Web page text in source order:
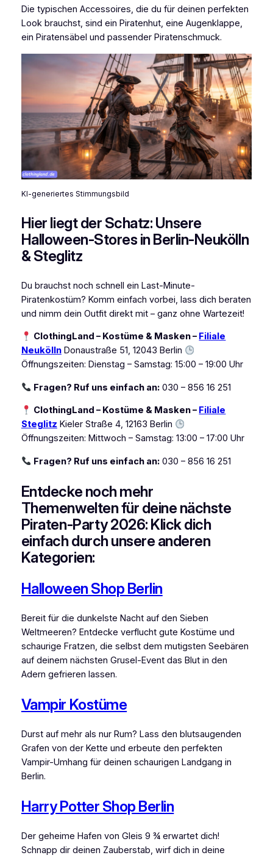
Die typischen Accessoires, die du für deinen perfekten
Look brauchst, sind ein Piratenhut, eine Augenklappe,
ein Piratensäbel und passender Piratenschmuck.
KI-generiertes Stimmungsbild
Hier liegt der Schatz: Unsere
Halloween-Stores in Berlin-Neukölln
& Steglitz
Du brauchst noch schnell ein Last-Minute-
Piratenkostüm? Komm einfach vorbei, lass dich beraten
und nimm dein Outfit direkt mit – ganz ohne Wartezeit!
ClothingLand – Kostüme & Masken – Filiale
NeuköllnDonaustraße 51, 12043 Berlin
Öffnungszeiten: Dienstag – Samstag: 15:00 – 19:00 Uhr
Fragen? Ruf uns einfach an: 030 – 856 16 251
ClothingLand – Kostüme & Masken – Filiale
Steglitz Kieler Straße 4, 12163 Berlin
Öffnungszeiten: Mittwoch – Samstag: 13:00 – 17:00 Uhr
Fragen? Ruf uns einfach an: 030 – 856 16 251
Entdecke noch mehr
Themenwelten für deine nächste
Piraten-Party 2026: Klick dich
einfach durch unsere anderen
Kategorien:
Halloween Shop Berlin
Bereit für die dunkelste Nacht auf den Sieben
Weltmeeren? Entdecke verflucht gute Kostüme und
schaurige Fratzen, die selbst dem mutigsten Seebären
auf deinem nächsten Grusel-Event das Blut in den
Adern gefrieren lassen.
Vampir Kostüme
Durst auf mehr als nur Rum? Lass den blutsaugenden
Grafen von der Kette und erbeute den perfekten
Vampir-Umhang für deinen schaurigen Landgang in
Berlin.
Harry Potter Shop Berlin
Der geheime Hafen von Gleis 9 ¾ erwartet dich!
Schnapp dir deinen Zauberstab, wirf dich in deine